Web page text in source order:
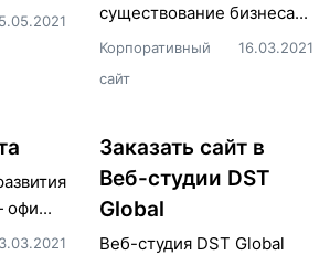
существование бизнеса...
Корпоративный
сайт
16.03.2021
офи...
Заказать сайт в
Веб-студии DST
Global
Веб-студия DST Global